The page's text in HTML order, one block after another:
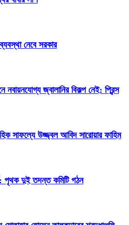
নেবে সরকার
জ্বালানির বিকল্প নেই: প্রিন্স
সাফল্যে উজ্জ্বল আবিদ সারোয়ার ফাহিম
পৃথক দুই তদন্ত কমিটি গঠন